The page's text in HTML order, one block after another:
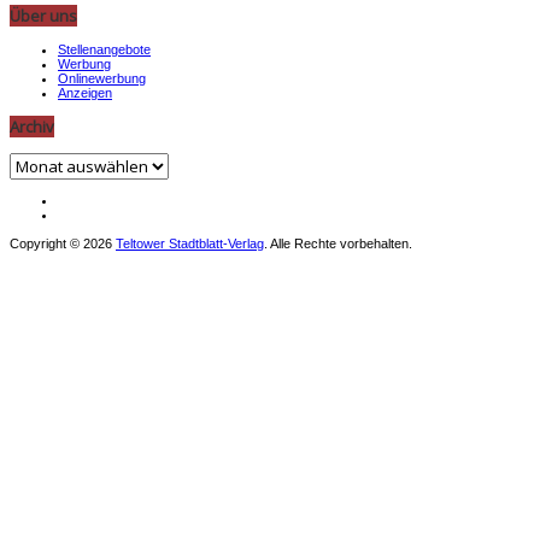
Über uns
Stellenangebote
Werbung
Onlinewerbung
Anzeigen
Archiv
Archiv
Copyright © 2026 Teltower Stadtblatt-Verlag . Alle Rechte vorbehalten.